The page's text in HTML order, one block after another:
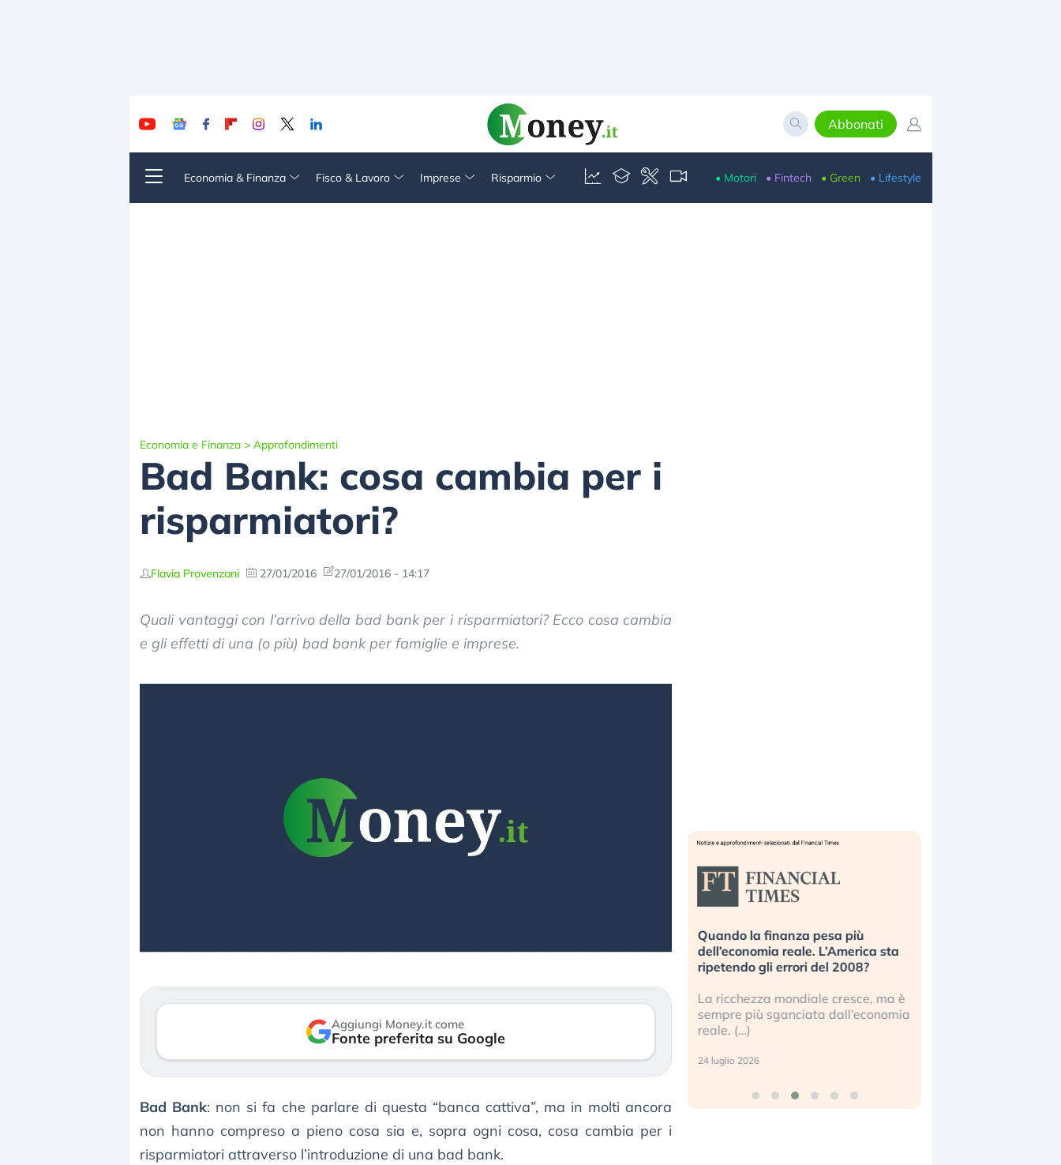
Abbonati
Economia & Finanza Fisco & Lavoro Imprese Risparmio • Motori • Fintech • Green • Lifestyle
Economia e Finanza > Approfondimenti
Bad Bank: cosa cambia per i
risparmiatori?
Flavia Provenzani 27/01/2016 27/01/2016 - 14:17
Quali vantaggi con l’arrivo della bad bank per i risparmiatori? Ecco cosa cambia
e gli effetti di una (o più) bad bank per famiglie e imprese.
Aggiungi Money.it come
Fonte preferita su Google
Bad Bank: non si fa che parlare di questa “banca cattiva”, ma in molti ancora
non hanno compreso a pieno cosa sia e, sopra ogni cosa, cosa cambia per i
risparmiatori attraverso l’introduzione di una bad bank.
correzione. Cosa sta guidando il
3 agosto 2026
in preda al panico dopo lo scoppio
Kospi, mentre gli investitori retail (…)
30 luglio 2026
Quando la finanza pesa più
dell’economia reale. L’America sta
ripetendo gli errori del 2008?
La ricchezza mondiale cresce, ma è
sempre più sganciata dall’economia
reale. (…)
24 luglio 2026